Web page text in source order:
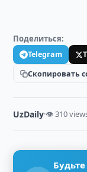
Поделиться:
Telegram
Скопировать
UzDaily·👁 310